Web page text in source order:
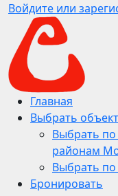
Войдите или
Главная
Выбрать объект
Выбрать
районам
Выбрать
Бронировать